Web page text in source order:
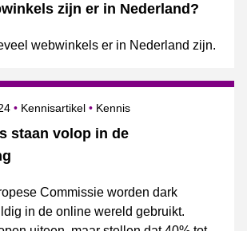
zijn er in Nederland?
webwinkels er in Nederland zijn.
staan volop in de
Kennisartikel Onderwerpen
Kennis
Commissie worden dark
in de online wereld gebruikt.